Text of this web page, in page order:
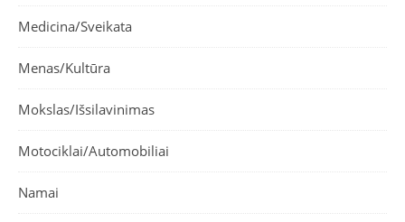
Medicina/Sveikata
Menas/Kultūra
Mokslas/Išsilavinimas
Motociklai/Automobiliai
Namai